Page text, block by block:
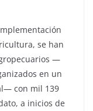
se han
—
en un
con mil 139
a inicios de